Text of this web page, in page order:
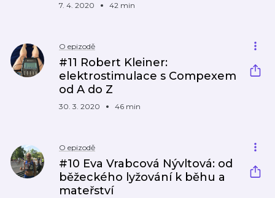
7. 4. 2020 42 min
O epizodě
#11 Robert Kleiner:
elektrostimulace s Compexem
od A do Z
30. 3. 2020 46 min
O epizodě
#10 Eva Vrabcová Nývltová: od
běžeckého lyžování k běhu a
mateřství